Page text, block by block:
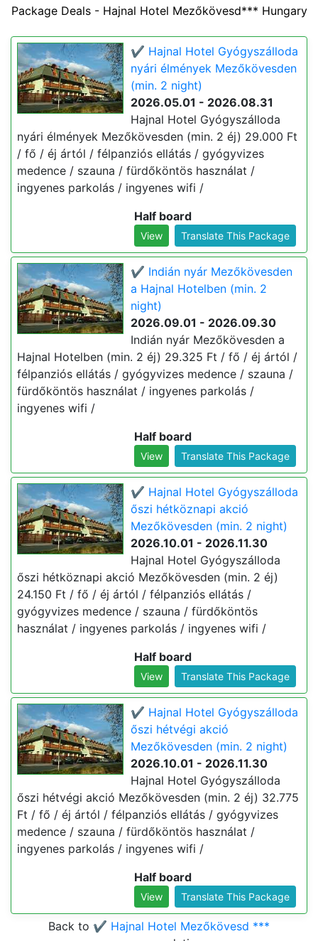
Package Deals - Hajnal Hotel Mezőkövesd*** Hungary
✔️ Hajnal Hotel Gyógyszálloda
nyári élmények Mezőkövesden
(min. 2 night)
2026.05.01 - 2026.08.31
Hajnal Hotel Gyógyszálloda
nyári élmények Mezőkövesden (min. 2 éj) 29.000 Ft
/ fő / éj ártól / félpanziós ellátás / gyógyvizes
medence / szauna / fürdőköntös használat /
ingyenes parkolás / ingyenes wifi /
Half board
View Translate This Package
✔️ Indián nyár Mezőkövesden
a Hajnal Hotelben (min. 2
night)
2026.09.01 - 2026.09.30
Indián nyár Mezőkövesden a
Hajnal Hotelben (min. 2 éj) 29.325 Ft / fő / éj ártól /
félpanziós ellátás / gyógyvizes medence / szauna /
fürdőköntös használat / ingyenes parkolás /
ingyenes wifi /
Half board
View Translate This Package
✔️ Hajnal Hotel Gyógyszálloda
őszi hétköznapi akció
Mezőkövesden (min. 2 night)
2026.10.01 - 2026.11.30
Hajnal Hotel Gyógyszálloda
őszi hétköznapi akció Mezőkövesden (min. 2 éj)
24.150 Ft / fő / éj ártól / félpanziós ellátás /
gyógyvizes medence / szauna / fürdőköntös
használat / ingyenes parkolás / ingyenes wifi /
Half board
View Translate This Package
✔️ Hajnal Hotel Gyógyszálloda
őszi hétvégi akció
Mezőkövesden (min. 2 night)
2026.10.01 - 2026.11.30
Hajnal Hotel Gyógyszálloda
őszi hétvégi akció Mezőkövesden (min. 2 éj) 32.775
Ft / fő / éj ártól / félpanziós ellátás / gyógyvizes
medence / szauna / fürdőköntös használat /
ingyenes parkolás / ingyenes wifi /
Half board
View Translate This Package
Back to ✔️ Hajnal Hotel Mezőkövesd ***